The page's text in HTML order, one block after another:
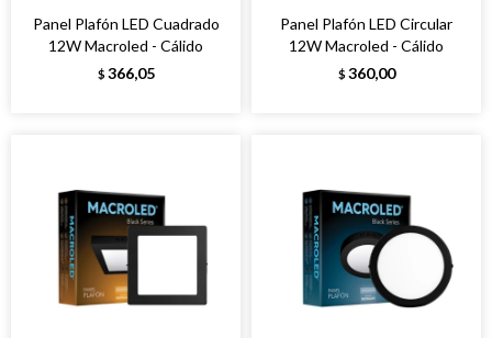
Panel Plafón LED Cuadrado
12W Macroled - Cálido
$ 366,05
Panel Plafón LED Circular
12W Macroled - Cálido
$ 360,00